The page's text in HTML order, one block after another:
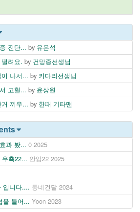
진단... by 유은석
려요. by 건망증선생님
나서... by 키다리선생님
고혈... by 윤상원
끼우... by 한때 기타맨
과 봤... 0 2025
측22... 안압22 2025
입니다.... 동네건달 2024
을 들어... Yoon 2023